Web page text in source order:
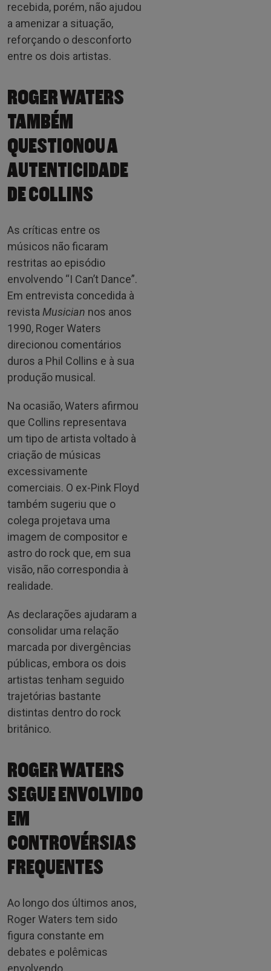
recebida, porém, não ajudou
a amenizar a situação,
reforçando o desconforto
entre os dois artistas.
ROGER WATERS
TAMBÉM
QUESTIONOU A
AUTENTICIDADE
DE COLLINS
As críticas entre os
músicos não ficaram
restritas ao episódio
envolvendo “I Can’t Dance”.
Em entrevista concedida à
revista Musician nos anos
1990, Roger Waters
direcionou comentários
duros a Phil Collins e à sua
produção musical.
Na ocasião, Waters afirmou
que Collins representava
um tipo de artista voltado à
criação de músicas
excessivamente
comerciais. O ex-Pink Floyd
também sugeriu que o
colega projetava uma
imagem de compositor e
astro do rock que, em sua
visão, não correspondia à
realidade.
As declarações ajudaram a
consolidar uma relação
marcada por divergências
públicas, embora os dois
artistas tenham seguido
trajetórias bastante
distintas dentro do rock
britânico.
ROGER WATERS
SEGUE ENVOLVIDO
EM
CONTROVÉRSIAS
FREQUENTES
Ao longo dos últimos anos,
Roger Waters tem sido
figura constante em
debates e polêmicas
envolvendo